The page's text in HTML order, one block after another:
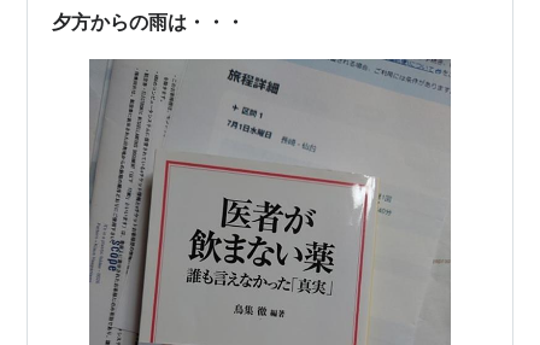
のカラスのついた短冊が置いてありました。 願い事を自
夕方からの雨は・・・